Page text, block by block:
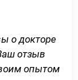
о докторе
отзыв
опытом